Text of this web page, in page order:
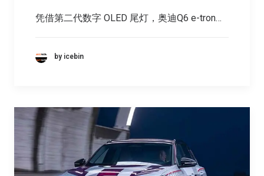
凭借第二代数字 OLED 尾灯，奥迪Q6 e-tron…
by icebin